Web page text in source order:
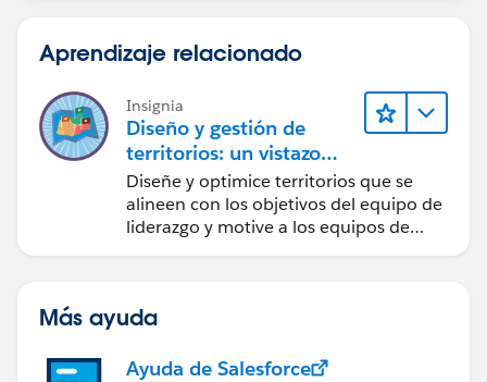
Aprendizaje relacionado
Insignia
Diseño y gestión de
territorios: un vistazo
rápido
Diseñe y optimice territorios que se
alineen con los objetivos del equipo de
liderazgo y motive a los equipos de
Más ayuda
Ayuda de Salesforce